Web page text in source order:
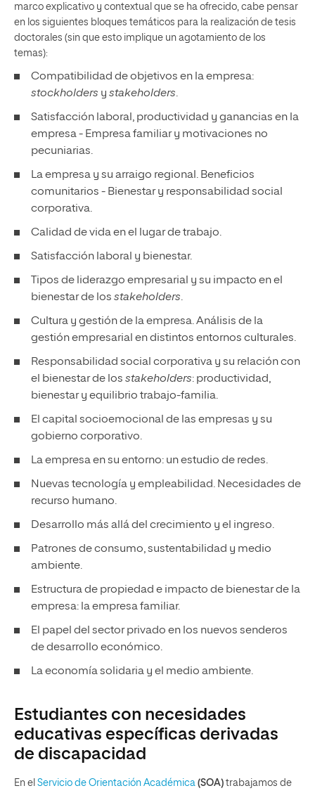
marco explicativo y contextual que se ha ofrecido, cabe pensar
en los siguientes bloques temáticos para la realización de tesis
doctorales (sin que esto implique un agotamiento de los
temas):
Compatibilidad de objetivos en la empresa:
stockholders y stakeholders.
Satisfacción laboral, productividad y ganancias en la
empresa - Empresa familiar y motivaciones no
pecuniarias.
La empresa y su arraigo regional. Beneficios
comunitarios - Bienestar y responsabilidad social
corporativa.
Calidad de vida en el lugar de trabajo.
Satisfacción laboral y bienestar.
Tipos de liderazgo empresarial y su impacto en el
bienestar de los stakeholders.
Cultura y gestión de la empresa. Análisis de la
gestión empresarial en distintos entornos culturales.
Responsabilidad social corporativa y su relación con
el bienestar de los stakeholders: productividad,
bienestar y equilibrio trabajo-familia.
El capital socioemocional de las empresas y su
gobierno corporativo.
La empresa en su entorno: un estudio de redes.
Nuevas tecnología y empleabilidad. Necesidades de
recurso humano.
Desarrollo más allá del crecimiento y el ingreso.
Patrones de consumo, sustentabilidad y medio
ambiente.
Estructura de propiedad e impacto de bienestar de la
empresa: la empresa familiar.
El papel del sector privado en los nuevos senderos
de desarrollo económico.
La economía solidaria y el medio ambiente.
Estudiantes con necesidades
educativas específicas derivadas
de discapacidad
En el Servicio de Orientación Académica (SOA) trabajamos de